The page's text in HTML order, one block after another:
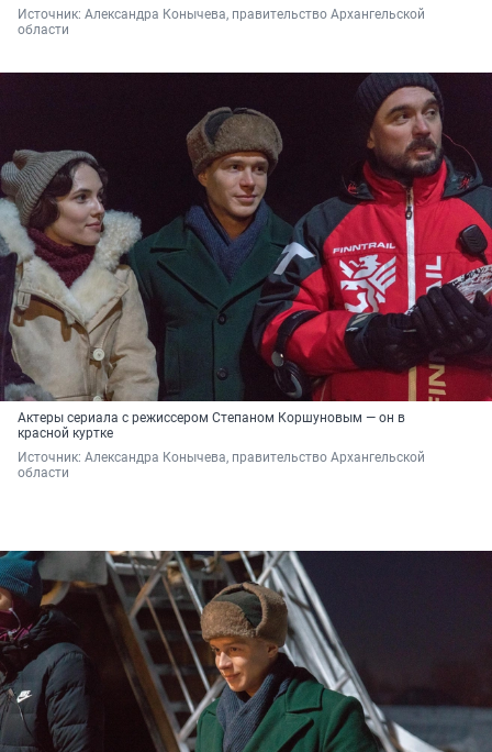
Источник: Александра Конычева, правительство Архангельской
области
Актеры сериала с режиссером Степаном Коршуновым — он в
красной куртке
Источник: Александра Конычева, правительство Архангельской
области